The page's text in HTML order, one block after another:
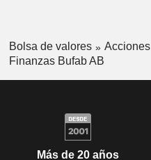
Bolsa de valores Acciones
Finanzas Bufab AB
Más de 20 años